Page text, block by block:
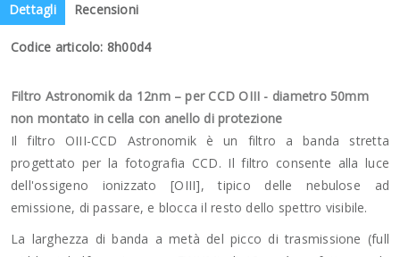
Dettagli Recensioni
Codice articolo: 8h00d4
Filtro Astronomik da 12nm – per CCD OIII - diametro 50mm
non montato in cella con anello di protezione
Il filtro OIII-CCD Astronomik è un filtro a banda stretta
progettato per la fotografia CCD. Il filtro consente alla luce
dell'ossigeno ionizzato [OIII], tipico delle nebulose ad
emissione, di passare, e blocca il resto dello spettro visibile.
La larghezza di banda a metà del picco di trasmissione (full